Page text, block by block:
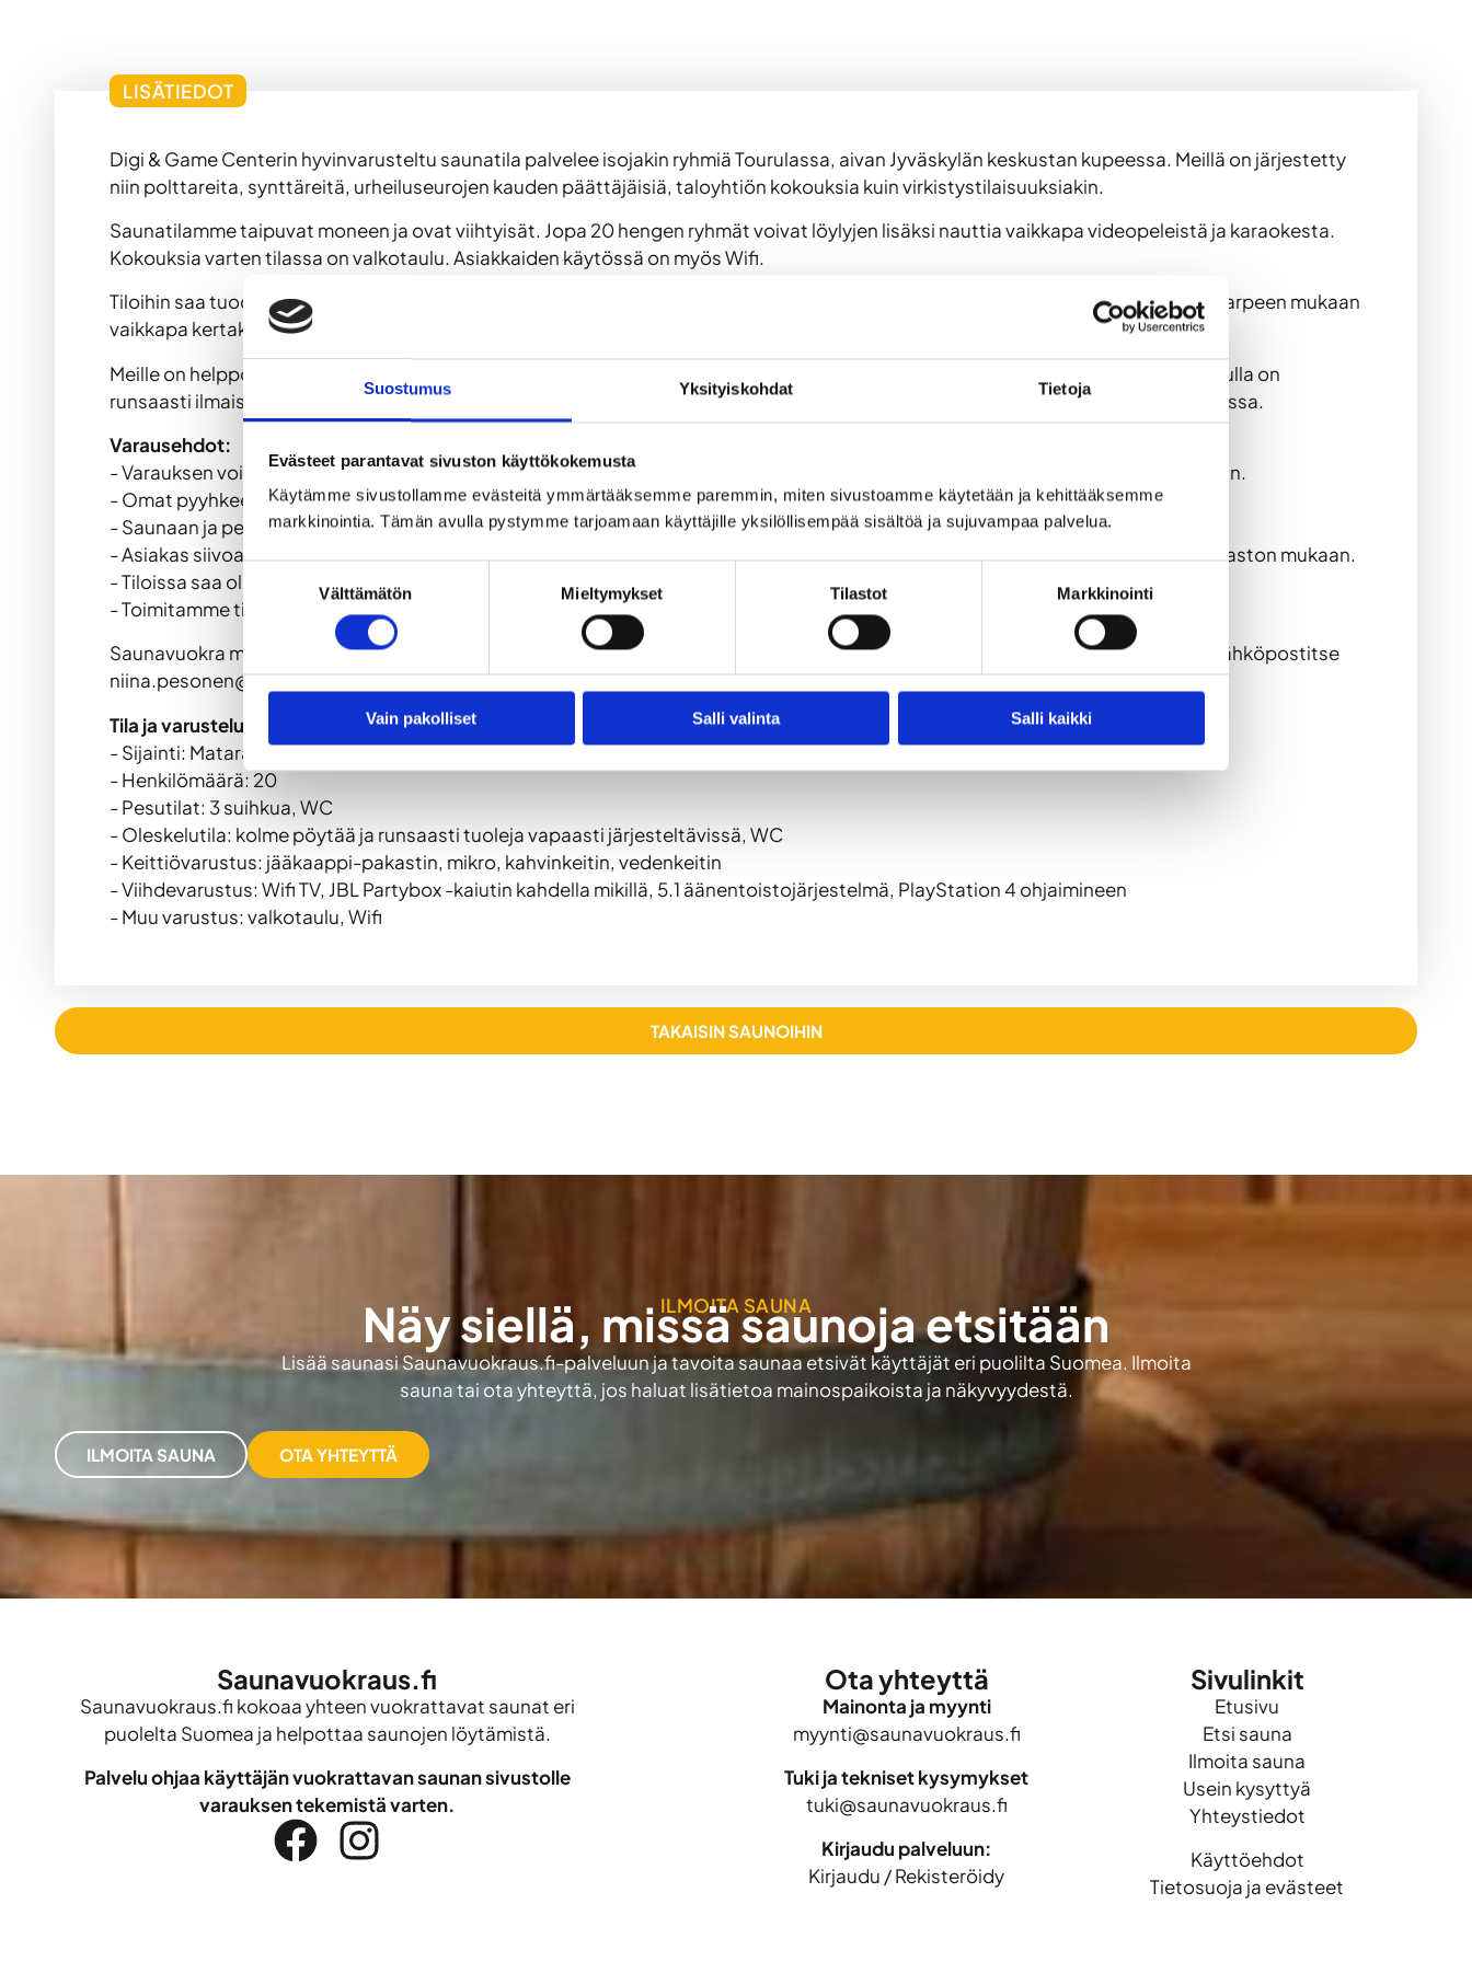
Suostumus Yksityiskohdat Tietoja
Evästeet parantavat sivuston käyttökokemusta
Käytämme sivustollamme evästeitä ymmärtääksemme paremmin, miten sivustoamme käytetään ja kehittääksemme
markkinointia. Tämän avulla pystymme tarjoamaan käyttäjille yksilöllisempää sisältöä ja sujuvampaa palvelua.
valinta
Välttämätön Mieltymykset Tilastot Markkinointi
Vain pakolliset Salli valinta Salli kaikki
LISÄTIEDOT
Digi & Game Centerin hyvinvarusteltu saunatila palvelee isojakin ryhmiä Tourulassa, aivan Jyväskylän keskustan kupeessa. Meillä on järjestetty
niin polttareita, synttäreitä, urheiluseurojen kauden päättäjäisiä, taloyhtiön kokouksia kuin virkistystilaisuuksiakin.
Saunatilamme taipuvat moneen ja ovat viihtyisät. Jopa 20 hengen ryhmät voivat löylyjen lisäksi nauttia vaikkapa videopeleistä ja karaokesta.
Kokouksia varten tilassa on valkotaulu. Asiakkaiden käytössä on myös Wifi.
Tiloihin saa tuoda omat ruuat ja juomat, ja niille on reilusti tilaa isossa jääkaapissa. Varusteluun ei kuulu astiastoa, joten otathan tarpeen mukaan
vaikkapa kertakäyttöastioita.
Meille on helppo tulla niin autolla, bussilla kuin kävellenkin; Digi & Game Center sijaitsee heti Tourulantien varressa ja Matarankadulla on
runsaasti ilmaista parkkitilaa. Lähistöllä on useampi bussipysäkki, ja Matkakeskukselta tai keskustasta kävelee paikalle noin vartissa.
Varausehdot:
- Varauksen voi peruuttaa ilman kuluja viikkoa ennen. Tämän jälkeen veloitamme perumatta jätetyn varauksen kokonaisuudessaan.
- Omat pyyhkeet mukaan. Talo tarjoaa kertakäyttöpefletit.
- Saunaan ja pesutiloihin ei saa viedä lasipulloja rikkoutumisvaaran vuoksi.
- Asiakas siivoaa tilat itse siihen kuntoon kuin ne ovat vuokrattaessa. Siivoamatta jättämisestä veloitamme siivousyrityksen hinnaston mukaan.
- Tiloissa saa olla 12–02 välisen ajan. Emme anna alennuksia sallittua aikaa lyhyemmästä käytöstä.
- Toimitamme tilaisuuden jälkeen PDF-laskun sähköpostiin. Yrityksille ja yhdistyksille mahdollisuus verkkolaskutukseen.
Saunavuokra ma-to välisenä aikana 250 €/pv + alv 25,5 %. Viikonloppuisin pe-su 350 €/pv + alv 25,5 %. Varaukset ja lisätiedot sähköpostitse
niina.pesonen@expa.fi.
Tila ja varustelut:
- Sijainti: Matarankatu 2, 40100 Jyväskylä
- Henkilömäärä: 20
- Pesutilat: 3 suihkua, WC
- Oleskelutila: kolme pöytää ja runsaasti tuoleja vapaasti järjesteltävissä, WC
- Keittiövarustus: jääkaappi-pakastin, mikro, kahvinkeitin, vedenkeitin
- Viihdevarustus: Wifi TV, JBL Partybox -kaiutin kahdella mikillä, 5.1 äänentoistojärjestelmä, PlayStation 4 ohjaimineen
- Muu varustus: valkotaulu, Wifi
TAKAISIN SAUNOIHIN
ILMOITA SAUNA
Näy siellä, missä saunoja etsitään
Lisää saunasi Saunavuokraus.fi-palveluun ja tavoita saunaa etsivät käyttäjät eri puolilta Suomea. Ilmoita
sauna tai ota yhteyttä, jos haluat lisätietoa mainospaikoista ja näkyvyydestä.
ILMOITA SAUNA OTA YHTEYTTÄ
Saunavuokraus.fi
Saunavuokraus.fi kokoaa yhteen vuokrattavat saunat eri
puolelta Suomea ja helpottaa saunojen löytämistä.
Palvelu ohjaa käyttäjän vuokrattavan saunan sivustolle
varauksen tekemistä varten.
Ota yhteyttä
Mainonta ja myynti
myynti@saunavuokraus.fi
Tuki ja tekniset kysymykset
tuki@saunavuokraus.fi
Kirjaudu palveluun:
Kirjaudu /Rekisteröidy
Sivulinkit
Etusivu
Etsi sauna
Ilmoita sauna
Usein kysyttyä
Yhteystiedot
Käyttöehdot
Tietosuoja ja evästeet